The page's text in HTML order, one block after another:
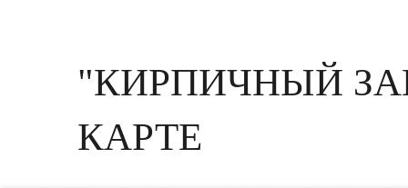
"КИРПИЧНЫЙ
КАРТЕ